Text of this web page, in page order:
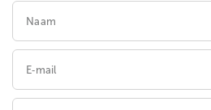
Naam
E‑mail